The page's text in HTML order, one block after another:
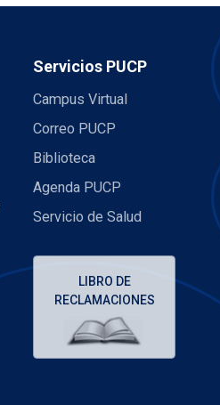
Servicios PUCP
Campus Virtual
Correo PUCP
Biblioteca
Agenda PUCP
Servicio de Salud
LIBRO DE
RECLAMACIONES